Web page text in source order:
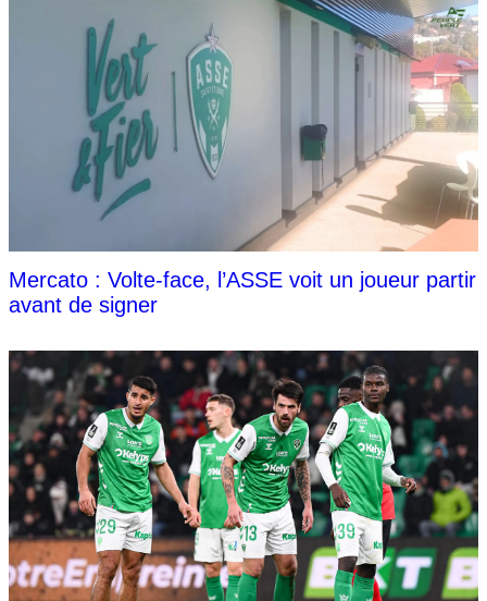
Mercato : Volte-face, l’ASSE voit un joueur partir
avant de signer